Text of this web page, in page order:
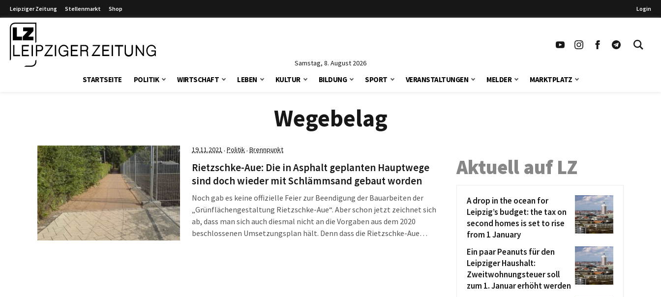
Leipziger Zeitung Stellenmarkt Shop Login
Samstag, 8. August 2026
STARTSEITE POLITIK WIRTSCHAFT LEBEN KULTUR BILDUNG SPORT VERANSTALTUNGEN MELDER MARKTPLATZ
Wegebelag
19.11.2021 · Politik· Brennpunkt
Rietzschke-Aue: Die in Asphalt geplanten Hauptwege
sind doch wieder mit Schlämmsand gebaut worden
Noch gab es keine offizielle Feier zur Beendigung der Bauarbeiten der
„Grünflächengestaltung Rietzschke-Aue“. Aber schon jetzt zeichnet sich
ab, dass man sich auch diesmal nicht an die Vorgaben aus dem 2020
beschlossenen Umsetzungsplan hält. Denn dass die Rietzschke-Aue
Aktuell auf LZ
A drop in the ocean for
Leipzig’s budget: the tax on
second homes is set to rise
from 1 January
Ein paar Peanuts für den
Leipziger Haushalt:
Zweitwohnungsteuer soll
zum 1. Januar erhöht werden